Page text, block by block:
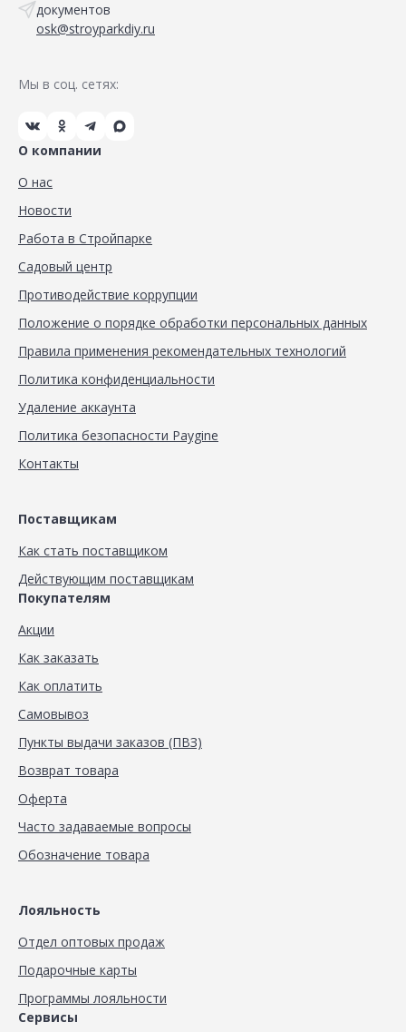
документов
osk@stroyparkdiy.ru
Мы в соц. сетях:
О компании
О нас
Новости
Работа в Стройпарке
Садовый центр
Противодействие коррупции
Положение о порядке обработки персональных данных
Правила применения рекомендательных технологий
Политика конфиденциальности
Удаление аккаунта
Политика безопасности Paygine
Контакты
Поставщикам
Как стать поставщиком
Действующим поставщикам
Покупателям
Акции
Как заказать
Как оплатить
Самовывоз
Пункты выдачи заказов (ПВЗ)
Возврат товара
Оферта
Часто задаваемые вопросы
Обозначение товара
Лояльность
Отдел оптовых продаж
Подарочные карты
Программы лояльности
Сервисы